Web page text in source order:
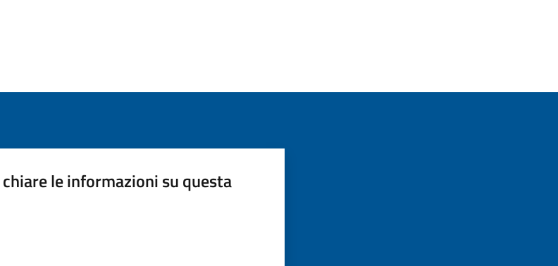
le informazioni su questa